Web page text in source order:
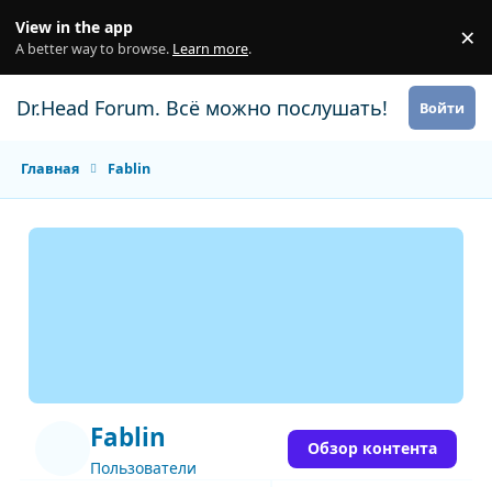
View in the app
A better way to browse. Learn more. ×
Dr.Head Forum. Всё можно послушать! Войти
Главная Fablin
Fablin
Пользователи
Обзор контента